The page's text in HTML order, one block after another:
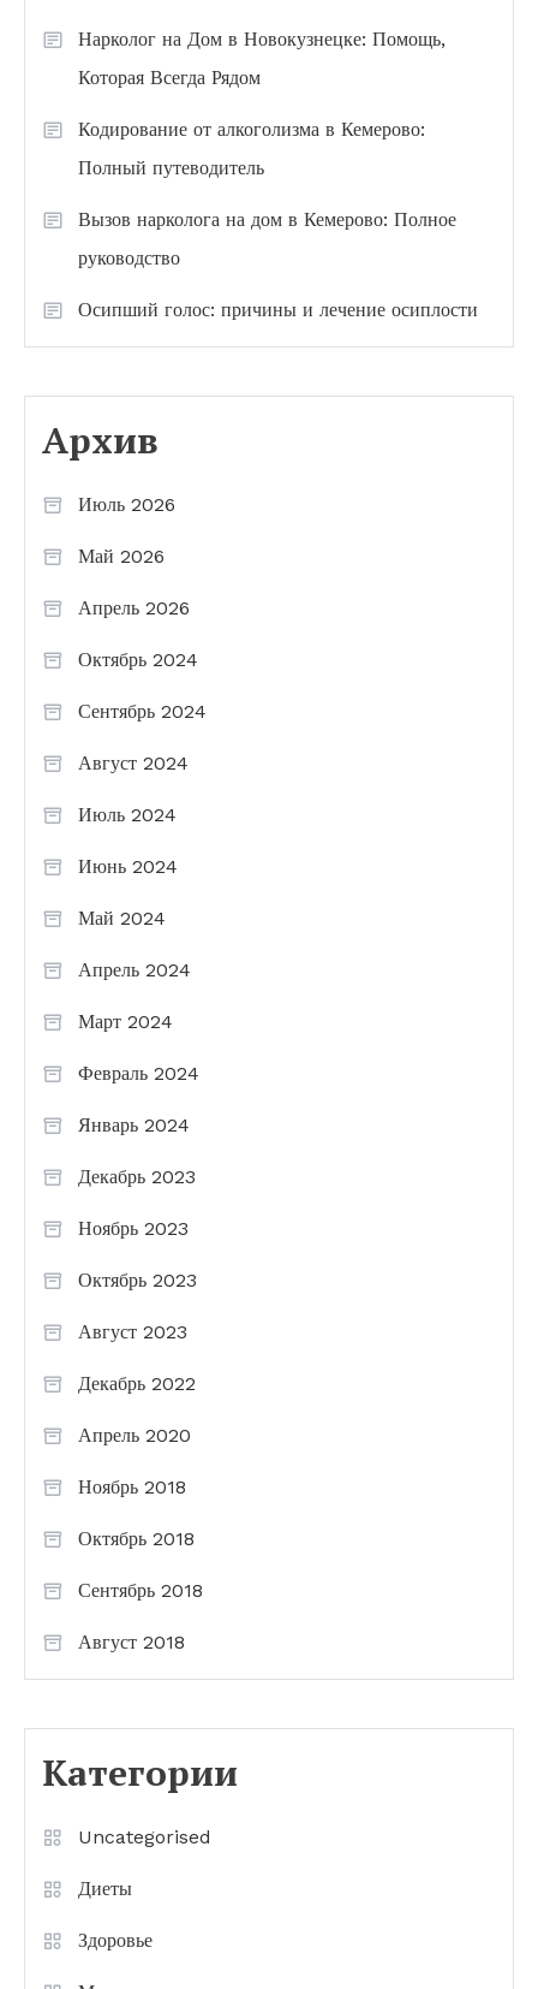
Нарколог на Дом в Новокузнецке: Помощь,
Которая Всегда Рядом
Кодирование от алкоголизма в Кемерово:
Полный путеводитель
Вызов нарколога на дом в Кемерово: Полное
руководство
Осипший голос: причины и лечение осиплости
Архив
Июль 2026
Май 2026
Апрель 2026
Октябрь 2024
Сентябрь 2024
Август 2024
Июль 2024
Июнь 2024
Май 2024
Апрель 2024
Март 2024
Февраль 2024
Январь 2024
Декабрь 2023
Ноябрь 2023
Октябрь 2023
Август 2023
Декабрь 2022
Апрель 2020
Ноябрь 2018
Октябрь 2018
Сентябрь 2018
Август 2018
Категории
Uncategorised
Диеты
Здоровье